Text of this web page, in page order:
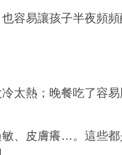
容易讓孩子半夜頻頻
太熱；晚餐吃了容
、皮膚癢…。這些都